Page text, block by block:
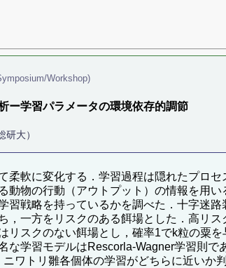
Workshop)
ー学習パラメータの環境依存的調節
大）
柔軟に変化する．学習過程は隠れたプロ
動物の行動（アウトプット）の情報を用
習戦略を持っているかを調べた．十字迷
，一方をリスクのある餌場とした．高リ
リスクのない餌場とし，確率1でk粒の粟
な学習モデルはRescorla-Wagner学習則
ワトリ雛各個体の学習がどちらに近い